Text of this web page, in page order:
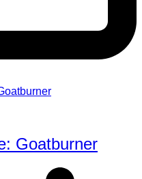
Goatburner